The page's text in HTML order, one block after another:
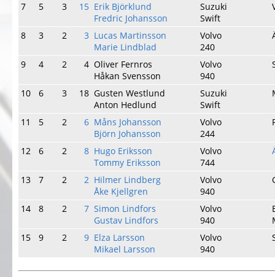
7 5 3 15 Erik Björklund
Fredric Johansson
Suzuki
Swift
8 3 2 3 Lucas Martinsson
Marie Lindblad
Volvo
240
9 4 2 4 Oliver Fernros
Håkan Svensson
Volvo
940
10 6 3 18 Gusten Westlund
Anton Hedlund
Suzuki
Swift
11 5 2 6 Måns Johansson
Björn Johansson
Volvo
244
12 6 2 8 Hugo Eriksson
Tommy Eriksson
Volvo
744
13 7 2 2 Hilmer Lindberg
Åke Kjellgren
Volvo
940
14 8 2 7 Simon Lindfors
Gustav Lindfors
Volvo
940
15
9 2 9 Elza Larsson
Mikael Larsson
Volvo
940